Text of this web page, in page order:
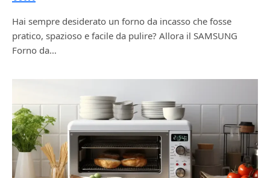
Hai sempre desiderato un forno da incasso che fosse
pratico, spazioso e facile da pulire? Allora il SAMSUNG
Forno da…